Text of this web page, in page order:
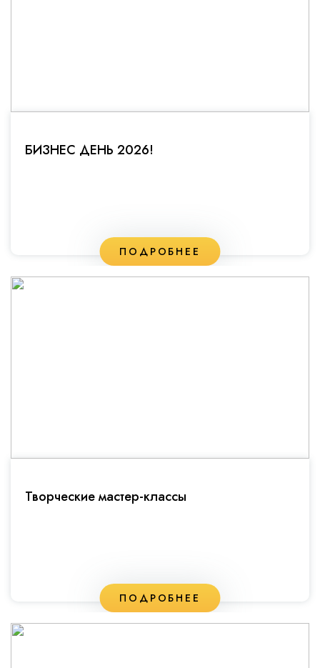
БИЗНЕС ДЕНЬ 2026!
ПОДРОБНЕЕ
Творческие мастер-классы
ПОДРОБНЕЕ